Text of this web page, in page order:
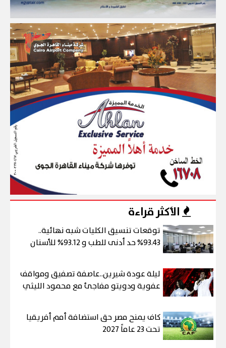
الأكثر قراءة
توقعات تنسيق الكليات شبه نهائية..
93.43% حد أدنى للطب و 93.12% للأسنان
ليلة عودة شيرين..عاصفة تصفيق ومواقف
عفوية ودويتو مفاجئ مع محمود الليثي
كاف يمنح مصر حق استضافة أمم أفريقيا
تحت 23 عاماً 2027